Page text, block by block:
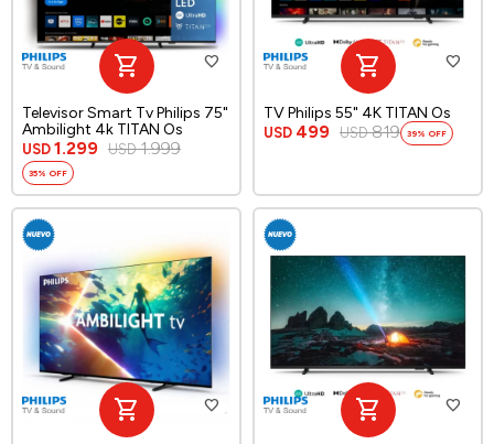
Televisor Smart Tv Philips 75"
Ambilight 4k TITAN Os
USD 1.299 USD 1.999
35
TV Philips 55" 4K TITAN Os
USD 499 USD 819 39